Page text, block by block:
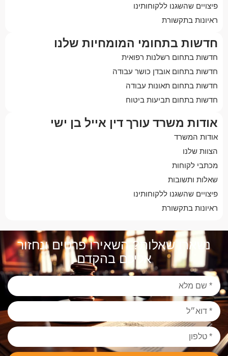
פיצויים שהשגנו ללקוחותינו
ראיונות בתקשורת
חדשות בתחומי המומחיות שלנו
חדשות בתחום רשלנות רפואית
חדשות בתחום אובדן כושר עבודה
חדשות בתחום תאונות עבודה
חדשות בתחום תביעות ביטוח
אודות משרד עורך דין אייל בן ישי
אודות המשרד
הצוות שלנו
מכתבי לקוחות
שאלות ותשובות
פיצויים שהשגנו ללקוחותינו
ראיונות בתקשורת
נשארו שאלות? השאירו פרטים ונחזור
אליכם בהקדם